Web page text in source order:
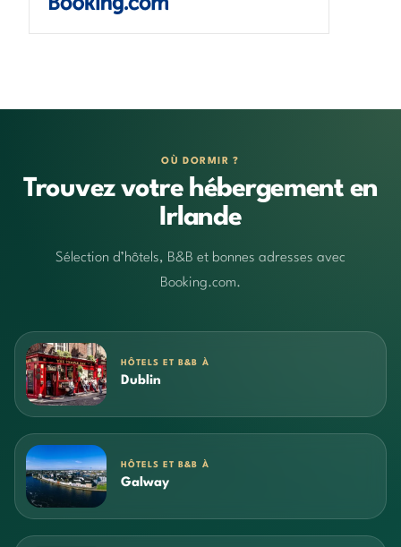
OÙ DORMIR ?
Trouvez votre hébergement en
Irlande
Sélection d’hôtels, B&B et bonnes adresses avec
Booking.com.
HÔTELS ET B&B À
Dublin
HÔTELS ET B&B À
Galway